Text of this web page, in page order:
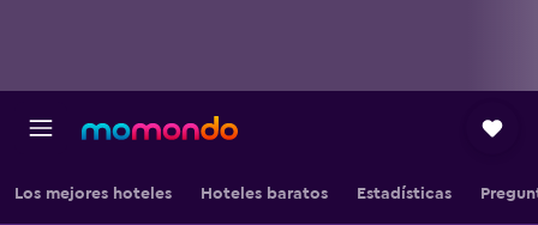
Los mejores hoteles Hoteles baratos Estadísticas